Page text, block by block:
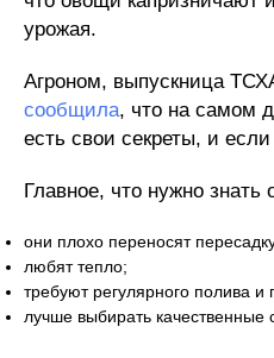
урожая.
Агроном, выпускница
сообщила, что на самом
есть свои секреты, и
Главное, что нужно знать
они плохо переносят
любят тепло;
требуют регулярного полива и
лучше выбирать качественные